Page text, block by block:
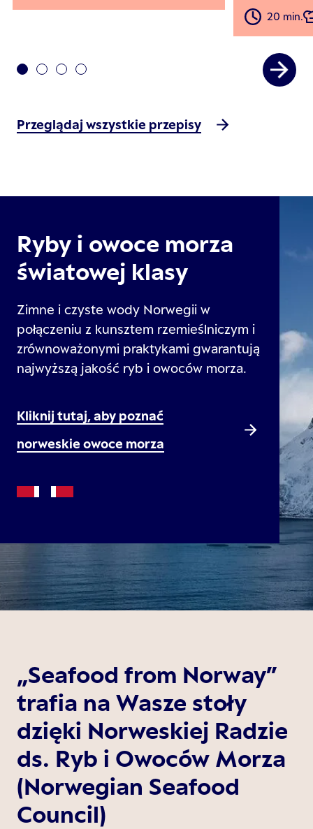
20 min.
Przeglądaj wszystkie przepisy
Ryby i owoce morza
światowej klasy
Zimne i czyste wody Norwegii w
połączeniu z kunsztem rzemieślniczym i
zrównoważonymi praktykami gwarantują
najwyższą jakość ryb i owoców morza.
Kliknij tutaj, aby poznać
norweskie owoce morza
„Seafood from Norway”
trafia na Wasze stoły
dzięki Norweskiej Radzie
ds. Ryb i Owoców Morza
(Norwegian Seafood
Council)